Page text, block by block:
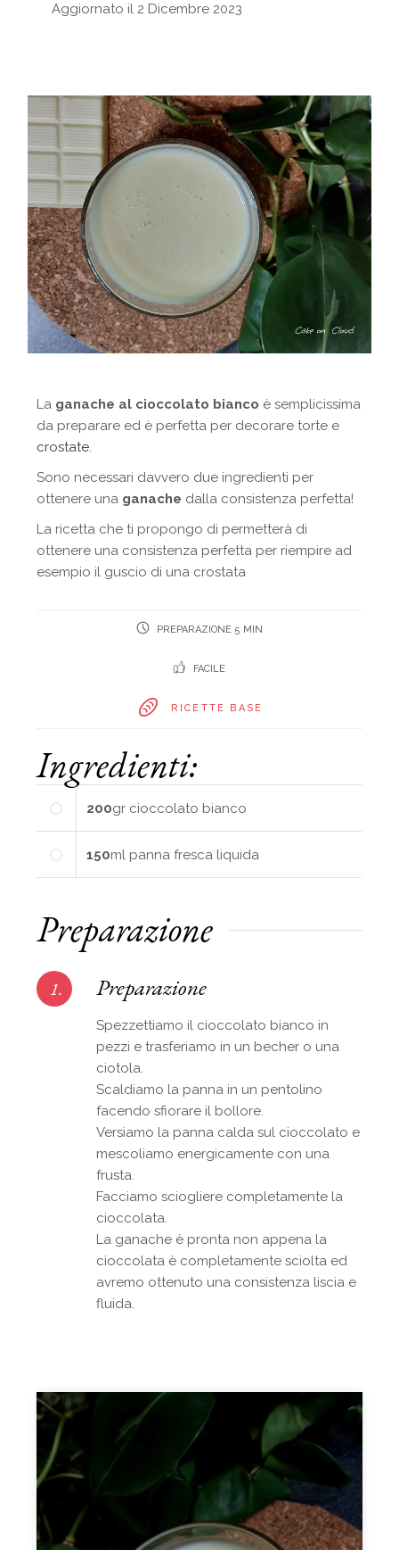
Aggiornato il 2 Dicembre 2023
La ganache al cioccolato bianco è semplicissima
da preparare ed è perfetta per decorare torte e
crostate.
Sono necessari davvero due ingredienti per
ottenere una ganache dalla consistenza perfetta!
La ricetta che ti propongo di permetterà di
ottenere una consistenza perfetta per riempire ad
esempio il guscio di una crostata
PREPARAZIONE 5 MIN
FACILE
RICETTE BASE
Ingredienti:
200gr cioccolato bianco
150ml panna fresca liquida
Preparazione
1. Preparazione
Spezzettiamo il cioccolato bianco in
pezzi e trasferiamo in un becher o una
ciotola.
Scaldiamo la panna in un pentolino
facendo sfiorare il bollore.
Versiamo la panna calda sul cioccolato e
mescoliamo energicamente con una
frusta.
Facciamo sciogliere completamente la
cioccolata.
La ganache è pronta non appena la
cioccolata è completamente sciolta ed
avremo ottenuto una consistenza liscia e
fluida.